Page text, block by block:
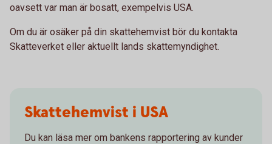
oavsett var man är bosatt, exempelvis USA.
Om du är osäker på din skattehemvist bör du kontakta
Skatteverket eller aktuellt lands skattemyndighet.
Skattehemvist i USA
Du kan läsa mer om bankens rapportering av kunder